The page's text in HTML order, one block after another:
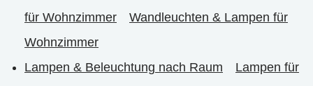
für Wohnzimmer
Wandleuchten & Lampen für
Wohnzimmer
Lampen & Beleuchtung nach Raum
Lampen für